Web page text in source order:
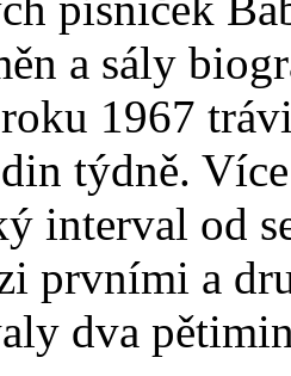
a sály
1967
týdně.
interval od
prvními a
dva